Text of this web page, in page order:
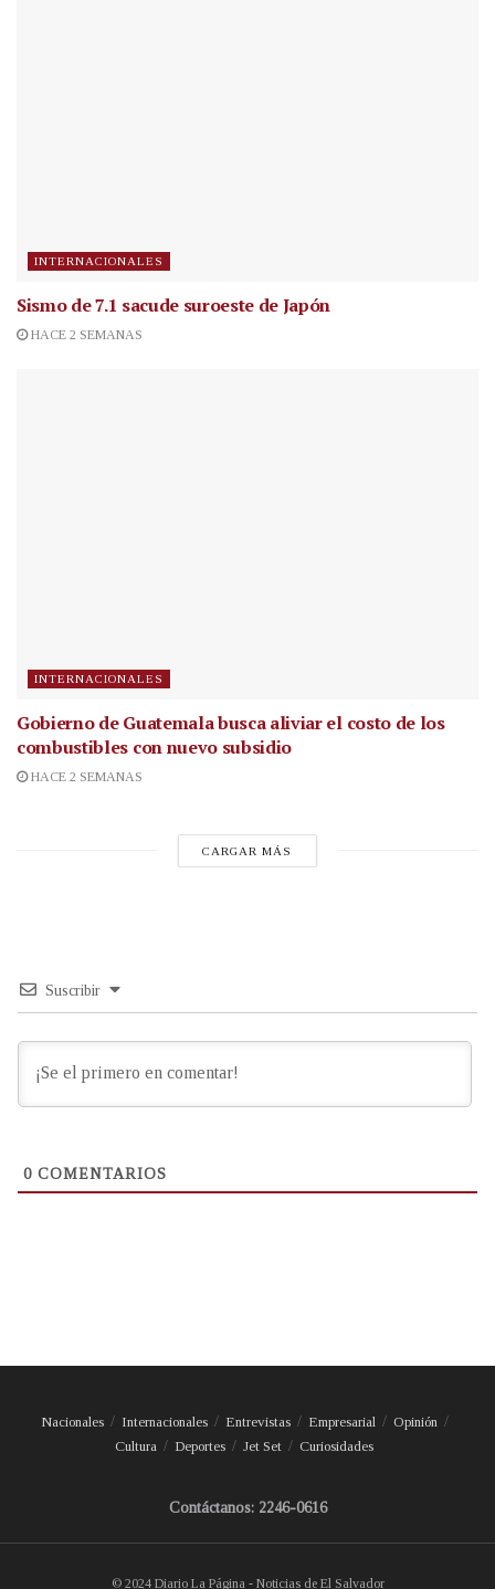
INTERNACIONALES
Sismo de 7.1 sacude suroeste de Japón
HACE 2 SEMANAS
INTERNACIONALES
Gobierno de Guatemala busca aliviar el costo de los
combustibles con nuevo subsidio
HACE 2 SEMANAS
CARGAR MÁS
Suscribir
0 COMENTARIOS
Nacionales Internacionales Entrevistas Empresarial
Opinión
Cultura
Deportes Jet Set Curiosidades
Contáctanos: 2246-0616
© 2024 Diario La Página - Noticias de El Salvador